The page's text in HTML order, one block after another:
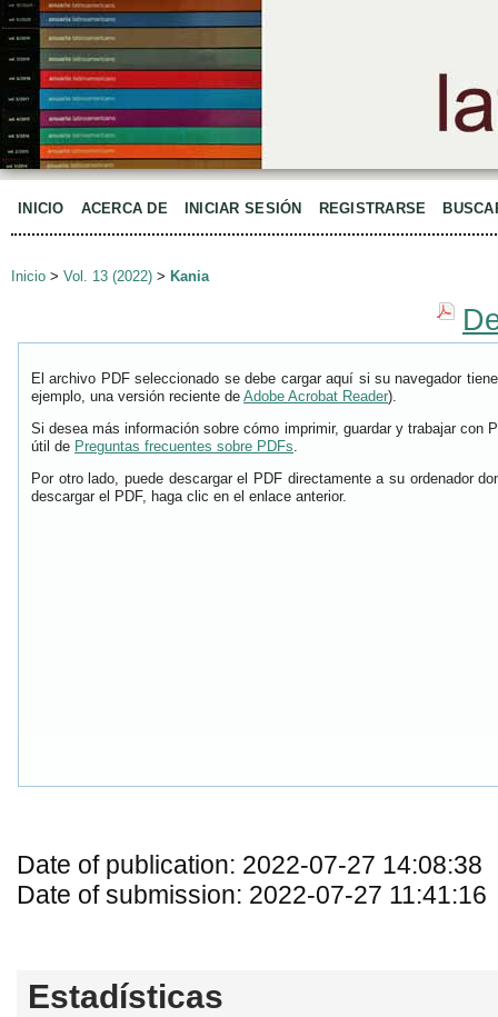
INICIO ACERCA DE INICIAR SESIÓN REGISTRARSE
Inicio > Vol. 13 (2022) > Kania
El archivo PDF seleccionado se debe cargar aquí si su navegador
ejemplo, una versión reciente de Adobe Acrobat Reader).
Si desea más información sobre cómo imprimir, guardar y trabajar con
útil de Preguntas frecuentes sobre PDFs.
Por otro lado, puede descargar el PDF directamente a su ordenador
descargar el PDF, haga clic en el enlace anterior.
Date of publication: 2022-07-27 14:08:38
Date of submission: 2022-07-27 11:41:16
Estadísticas